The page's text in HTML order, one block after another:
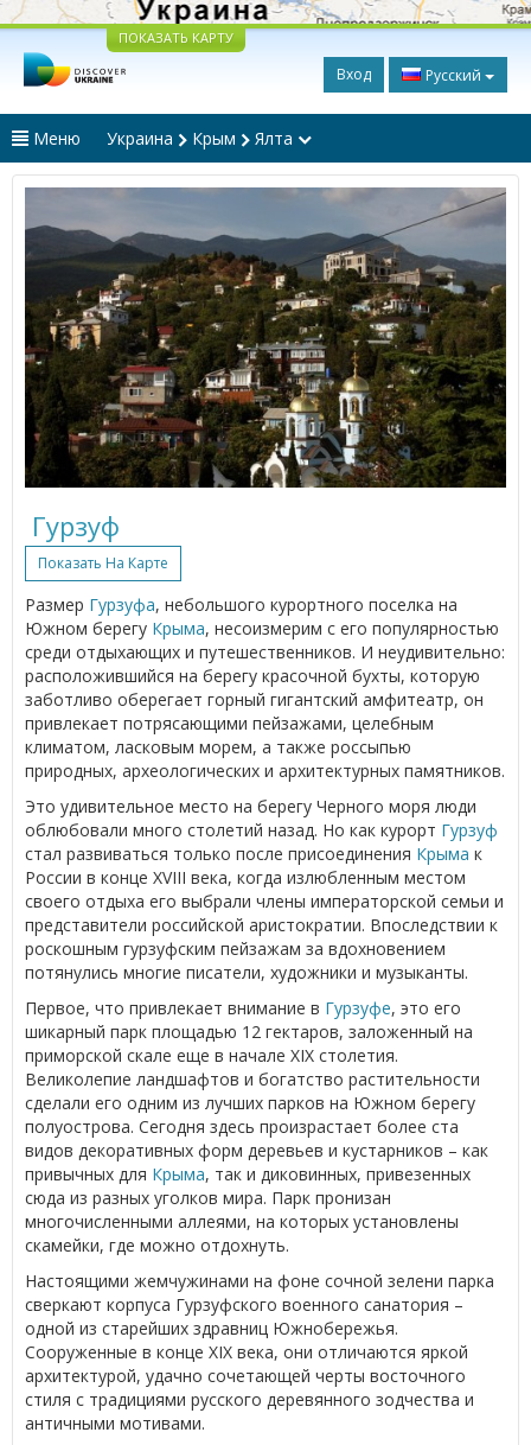
ПОКАЗАТЬ КАРТУ
Вход Русский
Меню Украина Крым Ялта
Гурзуф
Показать На Карте
Размер Гурзуфа, небольшого курортного поселка на
Южном берегу Крыма, несоизмерим с его популярностью
среди отдыхающих и путешественников. И неудивительно:
расположившийся на берегу красочной бухты, которую
заботливо оберегает горный гигантский амфитеатр, он
привлекает потрясающими пейзажами, целебным
климатом, ласковым морем, а также россыпью
природных, археологических и архитектурных памятников.
Это удивительное место на берегу Черного моря люди
облюбовали много столетий назад. Но как курорт Гурзуф
стал развиваться только после присоединения Крыма к
России в конце XVIII века, когда излюбленным местом
своего отдыха его выбрали члены императорской семьи и
представители российской аристократии. Впоследствии к
роскошным гурзуфским пейзажам за вдохновением
потянулись многие писатели, художники и музыканты.
Первое, что привлекает внимание в Гурзуфе, это его
шикарный парк площадью 12 гектаров, заложенный на
приморской скале еще в начале XIX столетия.
Великолепие ландшафтов и богатство растительности
сделали его одним из лучших парков на Южном берегу
полуострова. Сегодня здесь произрастает более ста
видов декоративных форм деревьев и кустарников – как
привычных для Крыма, так и диковинных, привезенных
сюда из разных уголков мира. Парк пронизан
многочисленными аллеями, на которых установлены
скамейки, где можно отдохнуть.
Настоящими жемчужинами на фоне сочной зелени парка
сверкают корпуса Гурзуфского военного санатория –
одной из старейших здравниц Южнобережья.
Сооруженные в конце XIX века, они отличаются яркой
архитектурой, удачно сочетающей черты восточного
стиля с традициями русского деревянного зодчества и
античными мотивами.